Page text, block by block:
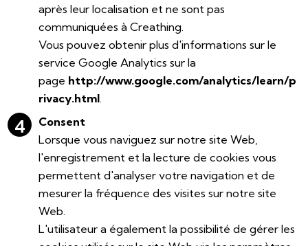
après leur localisation et ne sont pas
communiquées à Creathing.
Vous pouvez obtenir plus d'informations sur le
service Google Analytics sur la
page http://www.google.com/analytics/learn/p
rivacy.html
Consent
Lorsque vous naviguez sur notre site Web,
l'enregistrement et la lecture de cookies vous
permettent d'analyser votre navigation et de
mesurer la fréquence des visites sur notre site
Web.
L'utilisateur a également la possibilité de gérer les